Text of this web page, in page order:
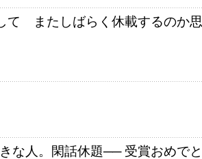
またしばらく休載するのか思
な人。閑話休題── 受賞おめでと